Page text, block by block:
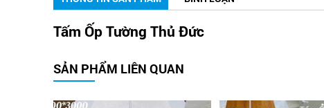
Tấm Ốp Tường Thủ Đức
SẢN PHẨM LIÊN QUAN